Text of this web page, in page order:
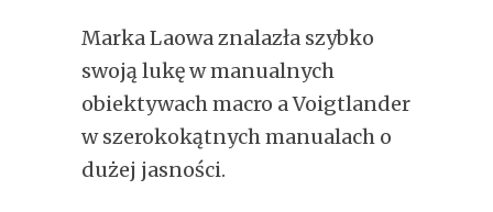
Marka Laowa znalazła szybko
swoją lukę w manualnych
obiektywach macro a Voigtlander
w szerokokątnych manualach o
dużej jasności.